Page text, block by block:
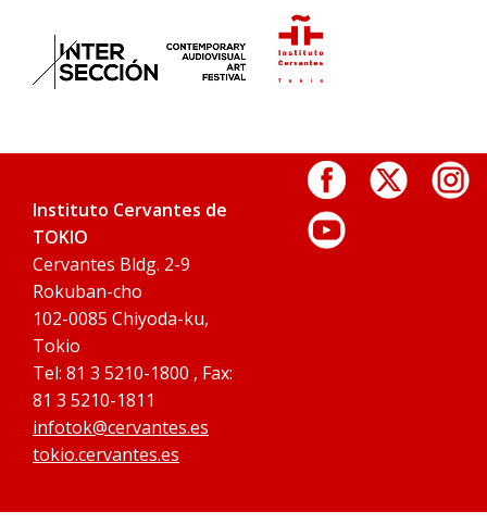
Instituto Cervantes de
TOKIO
Cervantes Bldg. 2-9
Rokuban-cho
102-0085 Chiyoda-ku,
Tokio
Tel: 81 3 5210-1800 , Fax:
81 3 5210-1811
infotok@cervantes.es
tokio.cervantes.es